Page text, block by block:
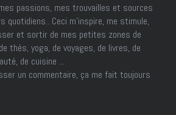
passions, mes trouvailles et sources
quotidiens.. Ceci m'inspire, me stimule,
et sortir de mes petites zones de
thés, yoga, de voyages, de livres, de
de cuisine ...
un commentaire, ça me fait toujours